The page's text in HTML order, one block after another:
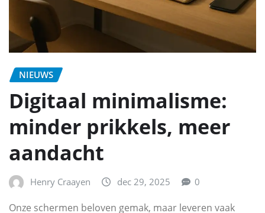
NIEUWS
Digitaal minimalisme:
minder prikkels, meer
aandacht
Henry Craayen dec 29, 2025 0
Onze schermen beloven gemak, maar leveren vaak